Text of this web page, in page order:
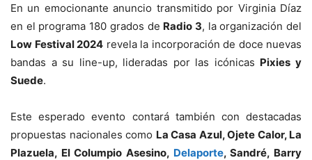
En un emocionante anuncio transmitido por Virginia Díaz
en el programa 180 grados de Radio 3, la organización del
Low Festival 2024 revela la incorporación de doce nuevas
bandas a su line-up, lideradas por las icónicas Pixies y
Suede.
Este esperado evento contará también con destacadas
propuestas nacionales como La Casa Azul, Ojete Calor, La
Plazuela, El Columpio Asesino, Delaporte, Sandré, Barry